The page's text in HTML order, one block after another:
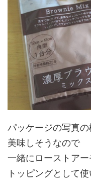
パッケージの写真
美味しそうなので
一緒にローストアー
トッピングとして